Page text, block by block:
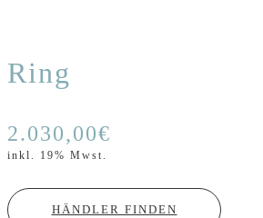
Ring
2.030,00€
inkl. 19% Mwst.
HÄNDLER FINDEN